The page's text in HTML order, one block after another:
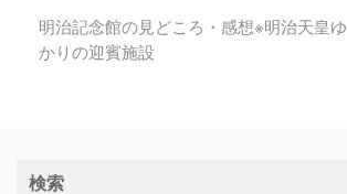
明治記念館の見どころ・感想※明治天皇ゆ
かりの迎賓施設
検索